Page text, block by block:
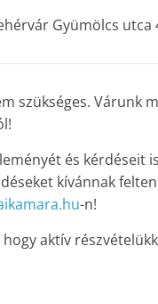
Gyümölcs utca
szükséges. Várunk
és kérdéseit
kívánnak
-n!
aktív